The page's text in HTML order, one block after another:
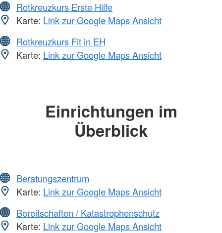
Rotkreuzkurs Erste Hilfe
Karte: Link zur Google Maps Ansicht
Rotkreuzkurs Fit in EH
Karte: Link zur Google Maps Ansicht
Einrichtungen im
Überblick
Beratungszentrum
Karte: Link zur Google Maps Ansicht
Bereitschaften / Katastrophenschutz
Karte: Link zur Google Maps Ansicht